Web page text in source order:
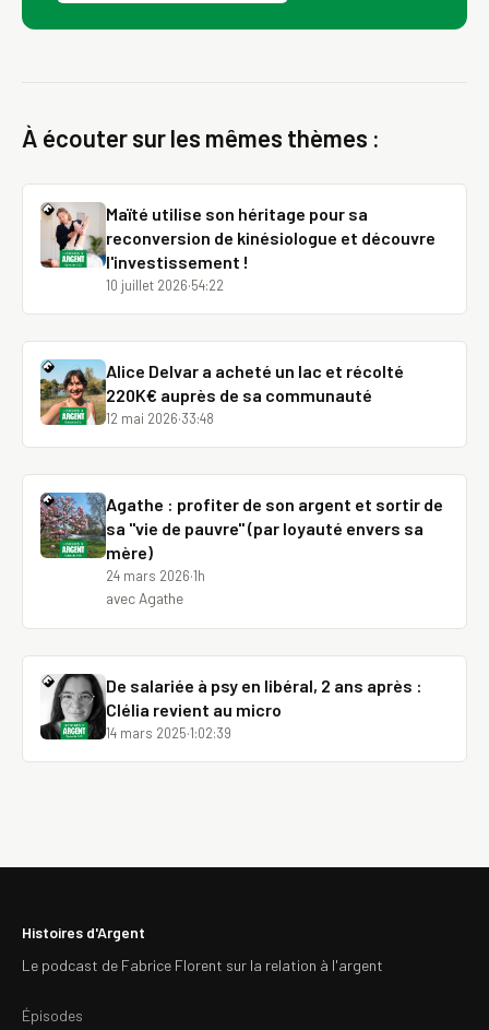
À écouter sur les mêmes thèmes :
Maïté utilise son héritage pour sa
reconversion de kinésiologue et découvre
l'investissement !
10 juillet 2026·54:22
Alice Delvar a acheté un lac et récolté
220K€ auprès de sa communauté
12 mai 2026·33:48
Agathe : profiter de son argent et sortir de
sa "vie de pauvre" (par loyauté envers sa
mère)
24 mars 2026·1h
avec Agathe
De salariée à psy en libéral, 2 ans après :
Clélia revient au micro
14 mars 2025·1:02:39
Histoires d'Argent
Le podcast de Fabrice Florent sur la relation à l'argent
Épisodes